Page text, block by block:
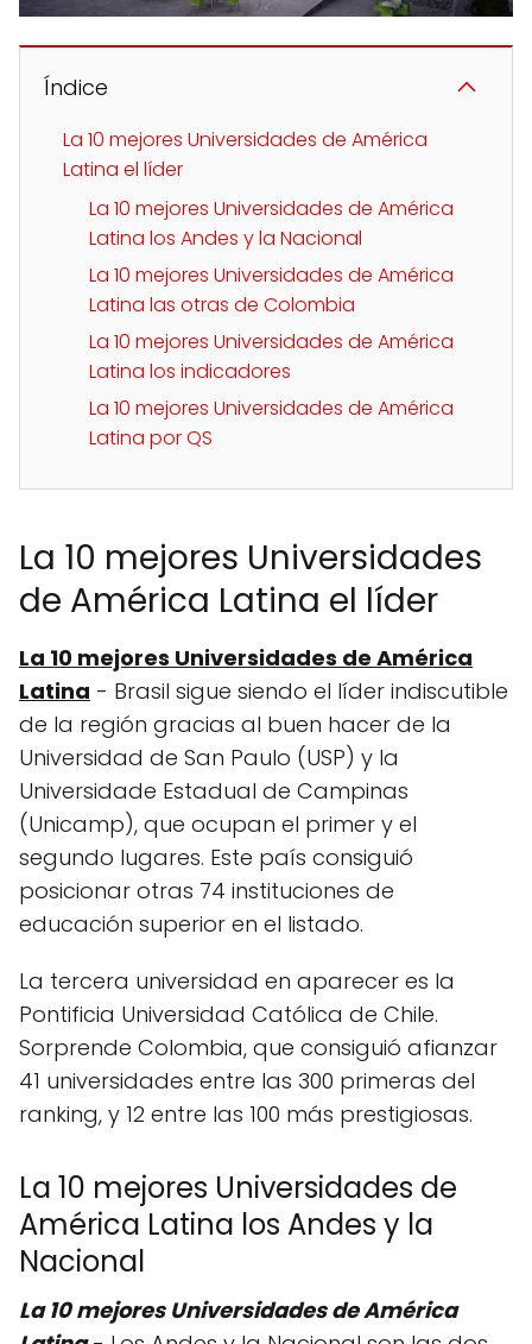
Índice
La 10 mejores Universidades de América
Latina el líder
La 10 mejores Universidades de América
Latina los Andes y la Nacional
La 10 mejores Universidades de América
Latina las otras de Colombia
La 10 mejores Universidades de América
Latina los indicadores
La 10 mejores Universidades de América
Latina por QS
La 10 mejores Universidades
de América Latina el líder
La 10 mejores Universidades de América
Latina - Brasil sigue siendo el líder indiscutible
de la región gracias al buen hacer de la
Universidad de San Paulo (USP) y la
Universidade Estadual de Campinas
(Unicamp), que ocupan el primer y el
segundo lugares. Este país consiguió
posicionar otras 74 instituciones de
educación superior en el listado.
La tercera universidad en aparecer es la
Pontificia Universidad Católica de Chile.
Sorprende Colombia, que consiguió afianzar
41 universidades entre las 300 primeras del
ranking, y 12 entre las 100 más prestigiosas.
La 10 mejores Universidades de
América Latina los Andes y la
Nacional
La 10 mejores Universidades de América